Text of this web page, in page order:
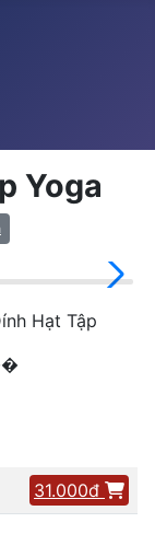
Yoga
Hạt Tập
31.000đ